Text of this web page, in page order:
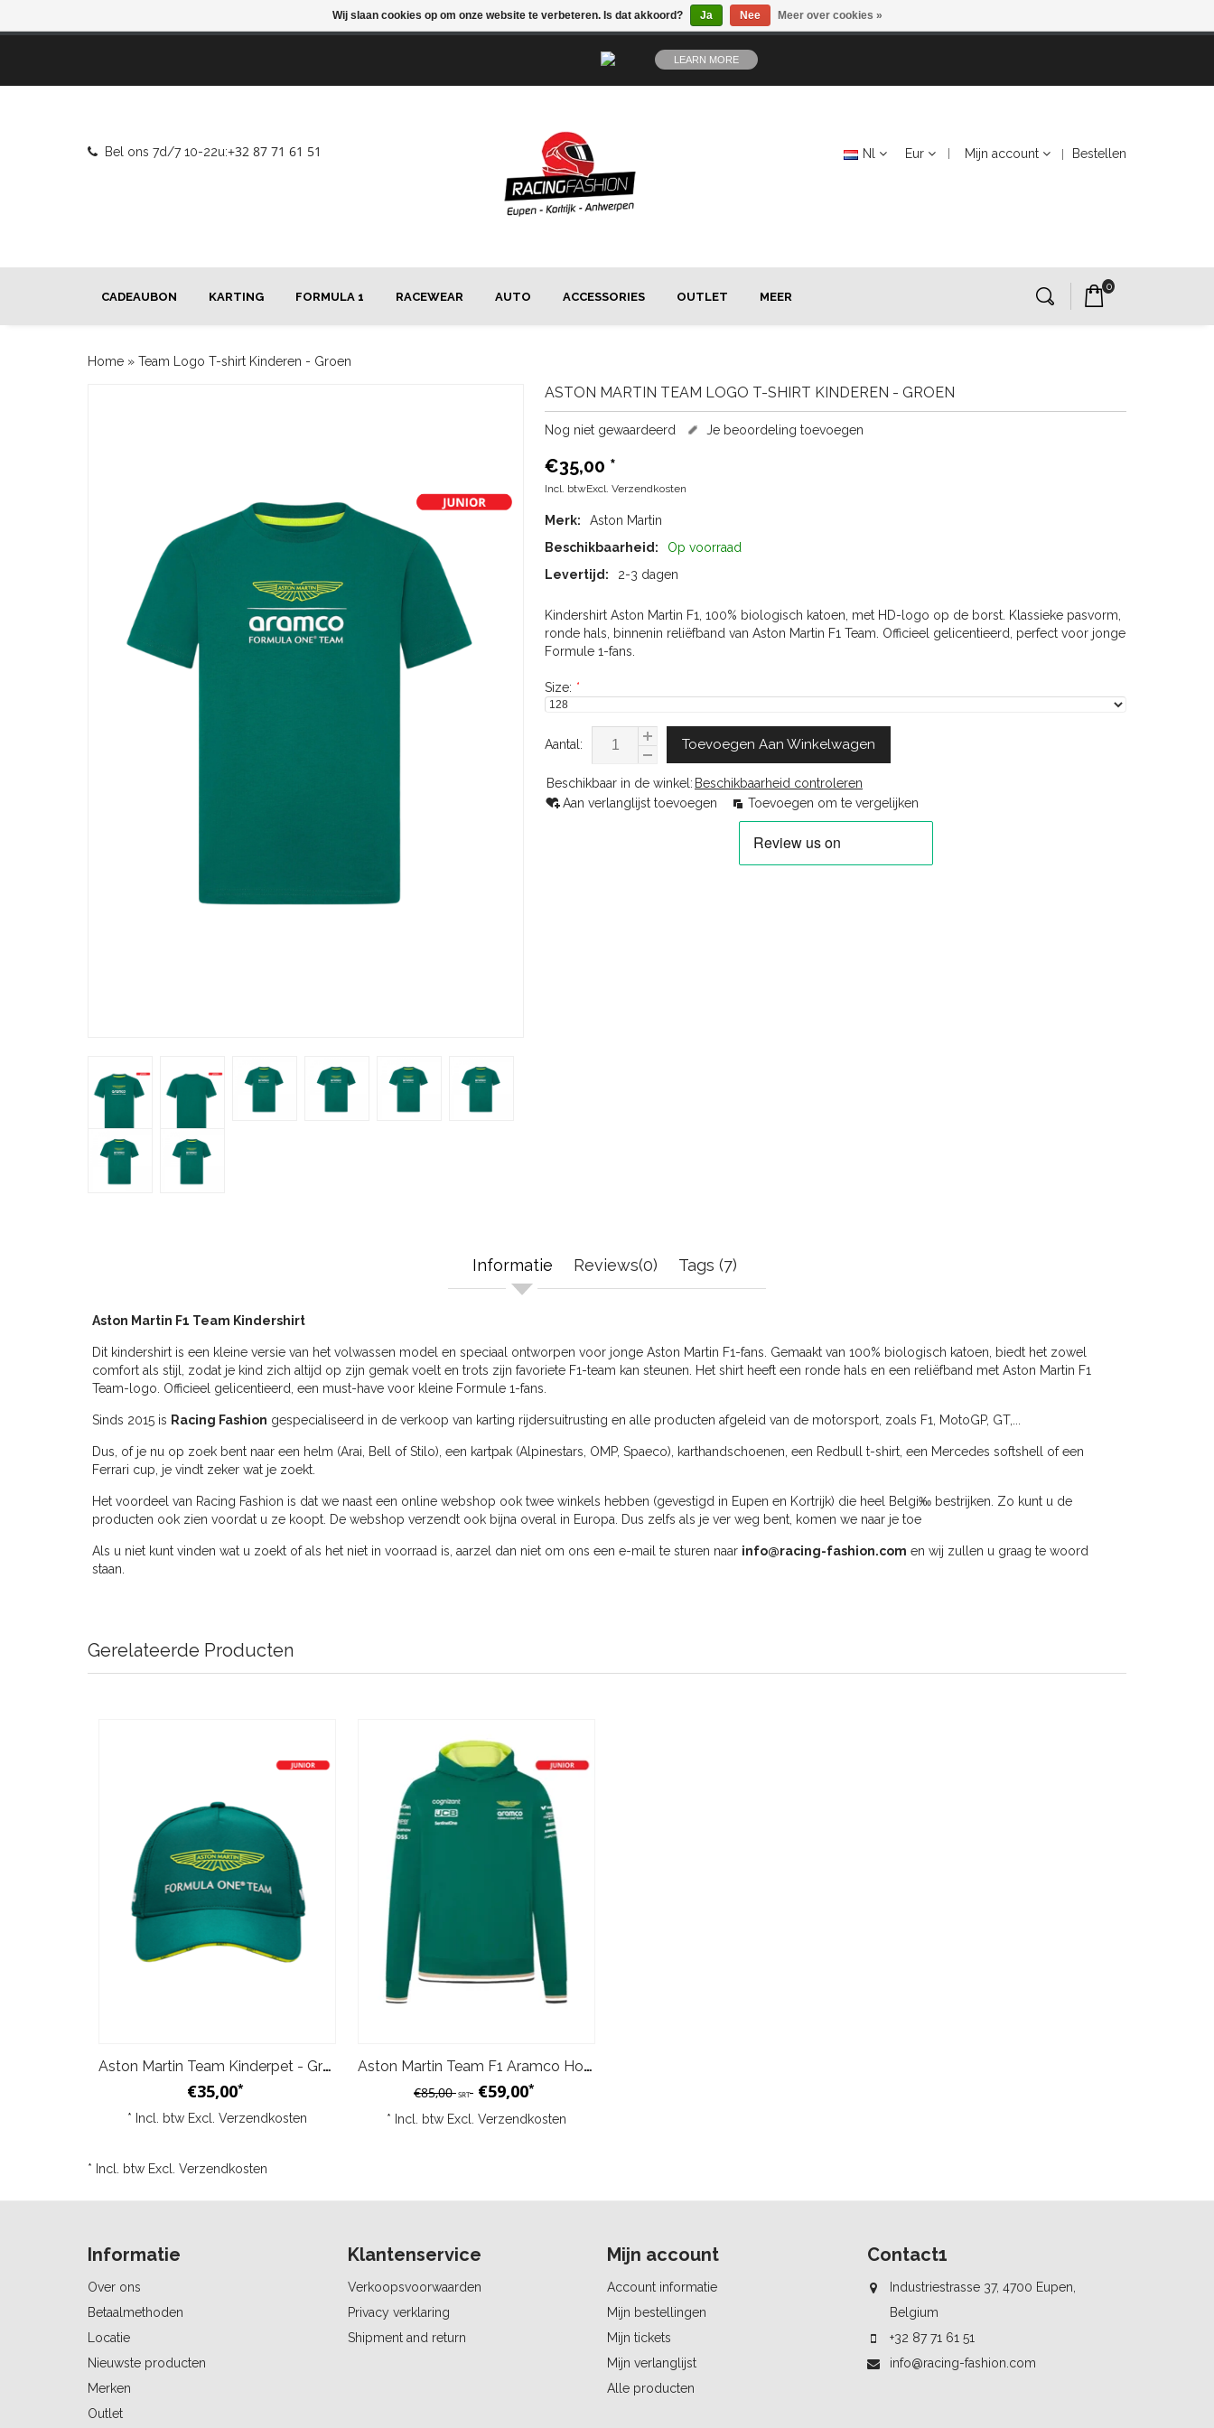
LEARN MORE
Bel ons 7d/7 10-22u:+32 87 71 61 51 Nl Eur Mijn account Bestellen
CADEAUBON KARTING FORMULA 1 RACEWEAR AUTO ACCESSORIES OUTLET MEER
0
Home » Team Logo T-shirt Kinderen - Groen
ASTON MARTIN TEAM LOGO T-SHIRT KINDEREN - GROEN
Nog niet gewaardeerd Je beoordeling toevoegen
€35,00 *
Incl. btwExcl. Verzendkosten
Merk:
Aston Martin
Beschikbaarheid:
Op voorraad
Levertijd:
2-3 dagen
Kindershirt Aston Martin F1, 100% biologisch katoen, met HD-logo op de borst. Klassieke pasvorm,
ronde hals, binnenin reliëfband van Aston Martin F1 Team. Officieel gelicentieerd, perfect voor jonge
Formule 1-fans.
Size: *
Aantal: Toevoegen Aan Winkelwagen
Beschikbaar in de winkel: Beschikbaarheid controleren
Aan verlanglijst toevoegen
Toevoegen om te vergelijken
Informatie Reviews(0) Tags (7)
Aston Martin F1 Team Kindershirt
Dit kindershirt is een kleine versie van het volwassen model en speciaal ontworpen voor jonge Aston Martin F1-fans. Gemaakt van 100% biologisch katoen, biedt het zowel
comfort als stijl, zodat je kind zich altijd op zijn gemak voelt en trots zijn favoriete F1-team kan steunen. Het shirt heeft een ronde hals en een reliëfband met Aston Martin F1
Team-logo. Officieel gelicentieerd, een must-have voor kleine Formule 1-fans.
Sinds 2015 is Racing Fashion gespecialiseerd in de verkoop van karting rijdersuitrusting en alle producten afgeleid van de motorsport, zoals F1, MotoGP, GT,...
Dus, of je nu op zoek bent naar een helm (Arai, Bell of Stilo), een kartpak (Alpinestars, OMP, Spaeco), karthandschoenen, een Redbull t-shirt, een Mercedes softshell of een
Ferrari cup, je vindt zeker wat je zoekt.
Het voordeel van Racing Fashion is dat we naast een online webshop ook twee winkels hebben (gevestigd in Eupen en Kortrijk) die heel Belgi‰ bestrijken. Zo kunt u de
producten ook zien voordat u ze koopt. De webshop verzendt ook bijna overal in Europa. Dus zelfs als je ver weg bent, komen we naar je toe
Als u niet kunt vinden wat u zoekt of als het niet in voorraad is, aarzel dan niet om ons een e-mail te sturen naar info@racing-fashion.com en wij zullen u graag te woord
staan.
Gerelateerde Producten
Aston Martin Team Kinderpet - Groen
€35,00*
* Incl. btw Excl. Verzendkosten
Aston Martin Team F1 Aramco Hoodie Kind - Groen
€85,00SRT €59,00*
* Incl. btw Excl. Verzendkosten
* Incl. btw Excl. Verzendkosten
Informatie
Over ons
Betaalmethoden
Locatie
Nieuwste producten
Merken
Outlet
Klantenservice
Verkoopsvoorwaarden
Privacy verklaring
Shipment and return
Mijn account
Account informatie
Mijn bestellingen
Mijn tickets
Mijn verlanglijst
Alle producten
Contact1
Industriestrasse 37, 4700 Eupen,
Belgium
+32 87 71 61 51
info@racing-fashion.com
Wij slaan cookies op om onze website te verbeteren. Is dat akkoord? Ja Nee Meer over cookies »